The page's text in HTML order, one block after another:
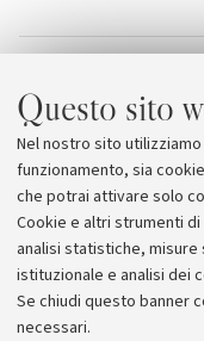
Questo sito
Nel nostro sito
funzionamento, sia
che potrai attivare solo
Cookie e altri strumenti
analisi statistiche,
istituzionale e analisi dei
Se chiudi questo banner
necessari.
Un videogioco
Cantina